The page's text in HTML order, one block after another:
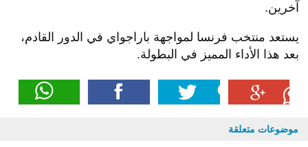
آخرين.
يستعد منتخب فرنسا لمواجهة باراجواي في الدور القادم،
بعد هذا الأداء المميز في البطولة.
موضوعات متعلقة